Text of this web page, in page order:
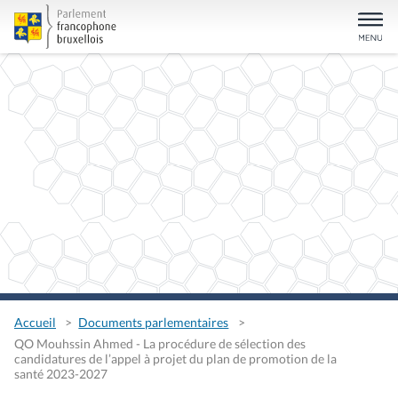
Accueil
Documents parlementaires
QO Mouhssin Ahmed - La procédure de sélection des
candidatures de l’appel à projet du plan de promotion de la
santé 2023-2027